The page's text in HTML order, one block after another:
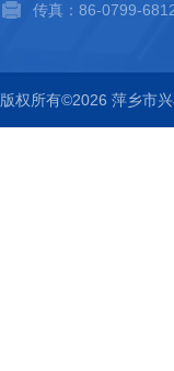
传真：86-0799-
版权所有©2026 萍乡市